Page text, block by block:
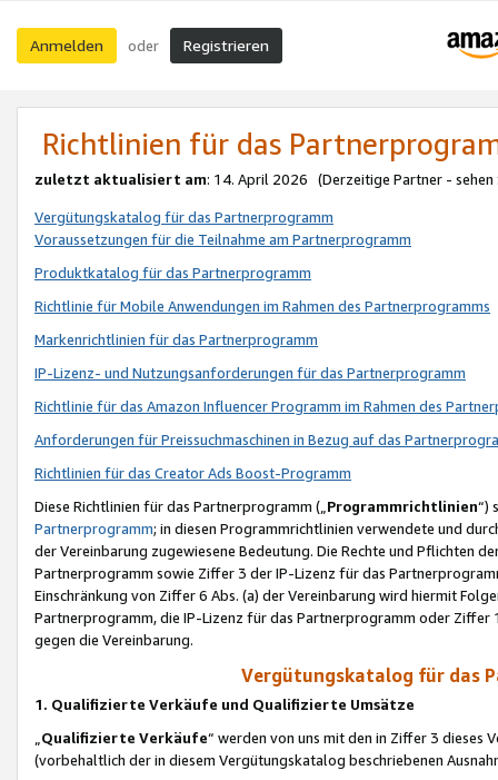
Anmelden oder Registrieren
Richtlinien für das
zuletzt aktualisiert am: 14. April 2026 (Derzeitige Partner - sehen
Vergütungskatalog für das Partnerprogramm
Voraussetzungen für die Teilnahme am Partnerprogramm
Produktkatalog für das Partnerprogramm
Richtlinie für Mobile Anwendungen im Rahmen des Partnerprogramms
Markenrichtlinien für das Partnerprogramm
IP-Lizenz- und Nutzungsanforderungen für das Partnerprogramm
Richtlinie für das Amazon Influencer Programm im Rahmen des
Anforderungen für Preissuchmaschinen in Bezug auf das
Richtlinien für das Creator Ads Boost-Programm
Diese Richtlinien für das Partnerprogramm („Programmrichtlinien“)
Partnerprogramm; in diesen Programmrichtlinien verwendete und
der Vereinbarung zugewiesene Bedeutung. Die Rechte und Pflichten
Partnerprogramm sowie Ziffer 3 der IP-Lizenz für das
Einschränkung von Ziffer 6 Abs. (a) der Vereinbarung wird hiermit
Partnerprogramm, die IP-Lizenz für das Partnerprogramm oder
gegen die Vereinbarung.
Vergütungskatalog für das
1. Qualifizierte Verkäufe und Qualifizierte Umsätze
Qualifizierte Verkäufe“ werden von uns mit den in Ziffer 3
(vorbehaltlich der in diesem Vergütungskatalog beschriebenen